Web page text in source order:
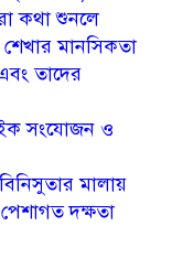
কথা শুনলে
শেখার মানসিকতা
তাদের
সংযোজন ও
মালায়
দক্ষতা